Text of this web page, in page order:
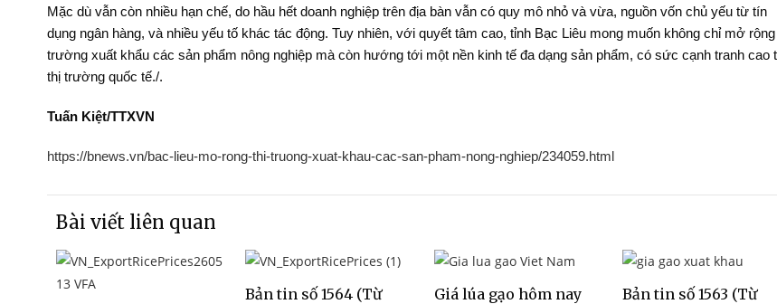
Mặc dù vẫn còn nhiều hạn chế, do hầu hết doanh nghiệp trên địa bàn vẫn có quy mô nhỏ và vừa, nguồn vốn chủ yếu từ tín
dụng ngân hàng, và nhiều yếu tố khác tác động. Tuy nhiên, với quyết tâm cao, tỉnh Bạc Liêu mong muốn không chỉ mở
trường xuất khẩu các sản phẩm nông nghiệp mà còn hướng tới một nền kinh tế đa dạng sản phẩm, có sức cạnh tranh cao
thị trường quốc tế./.
Tuấn Kiệt/TTXVN
https://bnews.vn/bac-lieu-mo-rong-thi-truong-xuat-khau-cac-san-pham-nong-nghiep/234059.html
Bài viết liên quan
Bản tin số 1564 (Từ
Giá lúa gạo hôm nay
Bản tin số 1563 (Từ